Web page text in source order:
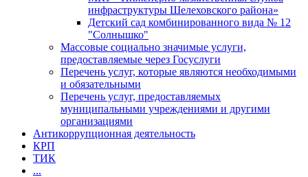
инфраструктуры Шелеховского района»
Детский сад комбинированного вида № 12
"Солнышко"
Массовые социально значимые услуги,
предоставляемые через Госуслуги
Перечень услуг, которые являются необходимыми
и обязательными
Перечень услуг, предоставляемых
муниципальными учреждениями и другими
организациями
Антикоррупционная деятельность
КРП
ТИК
...